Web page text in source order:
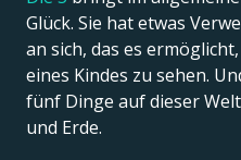
Glück. Sie hat etwas
an sich, das es
eines Kindes zu sehen.
fünf Dinge auf dieser
und Erde.